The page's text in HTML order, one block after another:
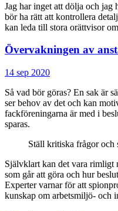
Jag har inget att dölja och jag
bör ha rätt att kontrollera
kan leda till stora orättvisor
Övervakningen av
14 sep 2020
Så vad bör göras? En sak är
ser behov av det och kan
fackföreningarna är med i
sparas.
Ställ kritiska frågor och
Självklart kan det vara rimligt
som går att göra och hur
Experter varnar för att
kunskap om arbetsmiljö- och